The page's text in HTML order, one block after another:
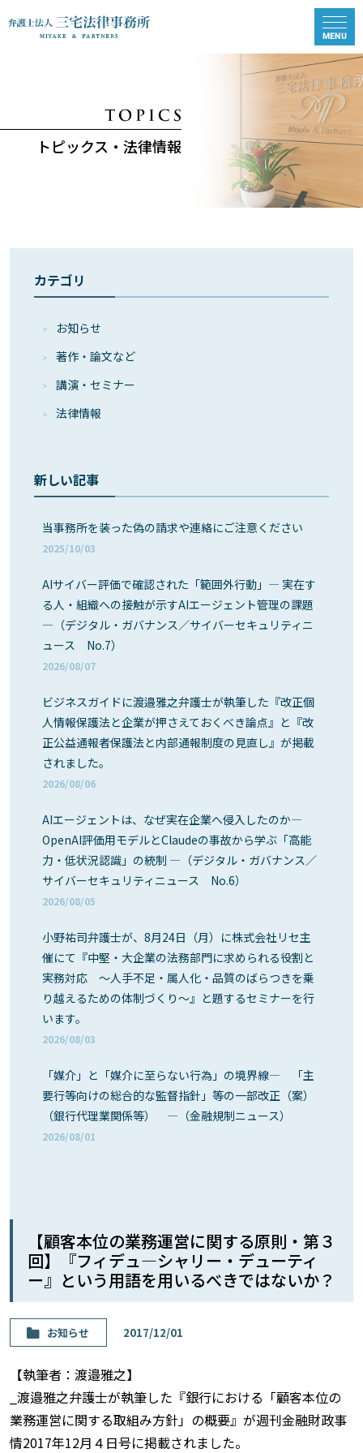
トピックス・法律情報
カテゴリ
お知らせ
著作・論⽂など
講演・セミナー
法律情報
新しい記事
当事務所を装った偽の請求や連絡にご注意ください
2025/10/03
AIサイバー評価で確認された「範囲外行動」― 実在す
る人・組織への接触が示すAIエージェント管理の課題
―（デジタル・ガバナンス／サイバーセキュリティニ
ュース No.7）
2026/08/07
ビジネスガイドに渡邉雅之弁護士が執筆した『改正個
人情報保護法と企業が押さえておくべき論点』と『改
正公益通報者保護法と内部通報制度の見直し』が掲載
されました。
2026/08/06
AIエージェントは、なぜ実在企業へ侵入したのか―
OpenAI評価用モデルとClaudeの事故から学ぶ「高能
力・低状況認識」の統制 ―（デジタル・ガバナンス／
サイバーセキュリティニュース No.6）
2026/08/05
小野祐司弁護士が、8月24日（月）に株式会社リセ主
催にて『中堅・大企業の法務部門に求められる役割と
実務対応 ～人手不足・属人化・品質のばらつきを乗
り越えるための体制づくり～』と題するセミナーを行
います。
2026/08/03
「媒介」と「媒介に至らない行為」の境界線― 「主
要行等向けの総合的な監督指針」等の一部改正（案）
（銀行代理業関係等） ―（金融規制ニュース）
2026/08/01
【顧客本位の業務運営に関する原則・第３
回】『フィデュ—シャリー・デューティ
ー』という用語を用いるべきではないか？
お知らせ 2017/12/01
【執筆者：渡邉雅之】
_渡邉雅之弁護士が執筆した『銀行における「顧客本位の
業務運営に関する取組み方針」の概要』が週刊金融財政事
情2017年12月４日号に掲載されました。